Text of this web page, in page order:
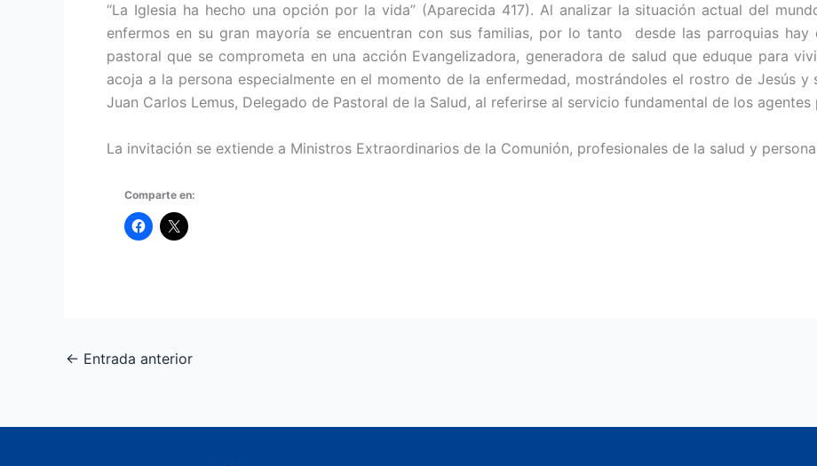
“La Iglesia ha hecho una opción por la vida” (Aparecida 417). Al analizar la situación actual del
enfermos en su gran mayoría se encuentran con sus familias, por lo tanto desde las parroquias hay
pastoral que se comprometa en una acción Evangelizadora, generadora de salud que eduque para
acoja a la persona especialmente en el momento de la enfermedad, mostrándoles el rostro de Jesús y
Juan Carlos Lemus, Delegado de Pastoral de la Salud, al referirse al servicio fundamental de los
La invitación se extiende a Ministros Extraordinarios de la Comunión, profesionales de la salud y
Comparte en:
← Entrada anterior